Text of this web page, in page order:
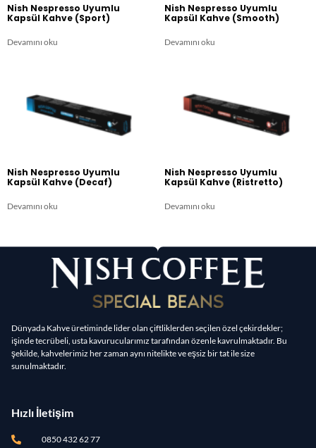
Nish Nespresso Uyumlu
Kapsül Kahve (Sport)​
Devamını oku
Nish Nespresso Uyumlu
Kapsül Kahve (Smooth)​
Devamını oku
Nish Nespresso Uyumlu
Kapsül Kahve (Decaf)​
Devamını oku
Nish Nespresso Uyumlu
Kapsül Kahve (Ristretto)
Devamını oku
Dünyada Kahve üretiminde lider olan çiftliklerden seçilen özel çekirdekler;
işinde tecrübeli, usta kavurucularımız tarafından özenle kavrulmaktadır. Bu
şekilde, kahvelerimiz her zaman aynı nitelikte ve eşsiz bir tat ile size
sunulmaktadır.
Hızlı İletişim
0850 432 62 77